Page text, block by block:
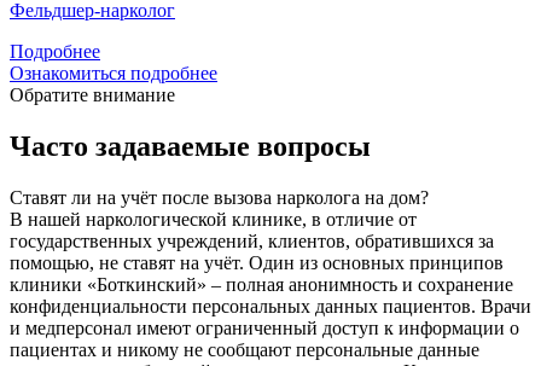
Фельдшер-нарколог
Подробнее
Ознакомиться подробнее
Обратите внимание
Часто задаваемые вопросы
Ставят ли на учёт после вызова нарколога на дом?
В нашей наркологической клинике, в отличие от
государственных учреждений, клиентов, обратившихся за
помощью, не ставят на учёт. Один из основных принципов
клиники «Боткинский» – полная анонимность и сохранение
конфиденциальности персональных данных пациентов. Врачи
и медперсонал имеют ограниченный доступ к информации о
пациентах и никому не сообщают персональные данные